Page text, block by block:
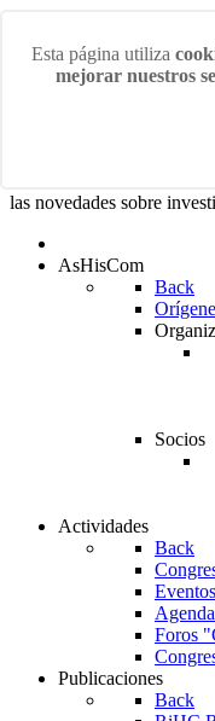
Esta página utiliza
mejorar nuestros
¡Bienvenidos/as a la
En esta web podrás
las novedades sobre
AsHisCom
Back
Socios
Actividades
Back
Foros
Publicaciones
Back